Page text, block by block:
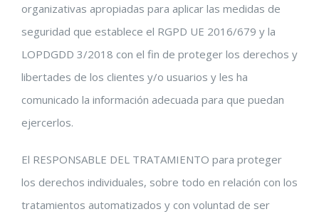
organizativas apropiadas para aplicar las medidas de
seguridad que establece el RGPD UE 2016/679 y la
LOPDGDD 3/2018 con el fin de proteger los derechos y
libertades de los clientes y/o usuarios y les ha
comunicado la información adecuada para que puedan
ejercerlos.
El RESPONSABLE DEL TRATAMIENTO para proteger
los derechos individuales, sobre todo en relación con los
tratamientos automatizados y con voluntad de ser